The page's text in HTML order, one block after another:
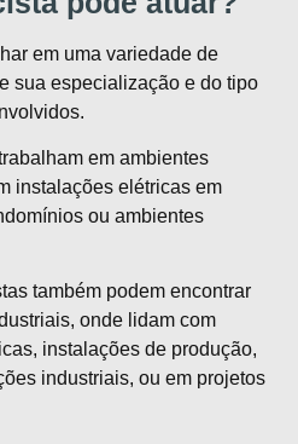
em uma variedade de
sua especialização e do tipo
em ambientes
instalações elétricas em
ou ambientes
também podem encontrar
onde lidam com
instalações de produção,
industriais, ou em projetos